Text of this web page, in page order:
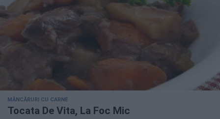
MÂNCĂRURI CU CARNE
Tocata De Vita, La Foc Mic